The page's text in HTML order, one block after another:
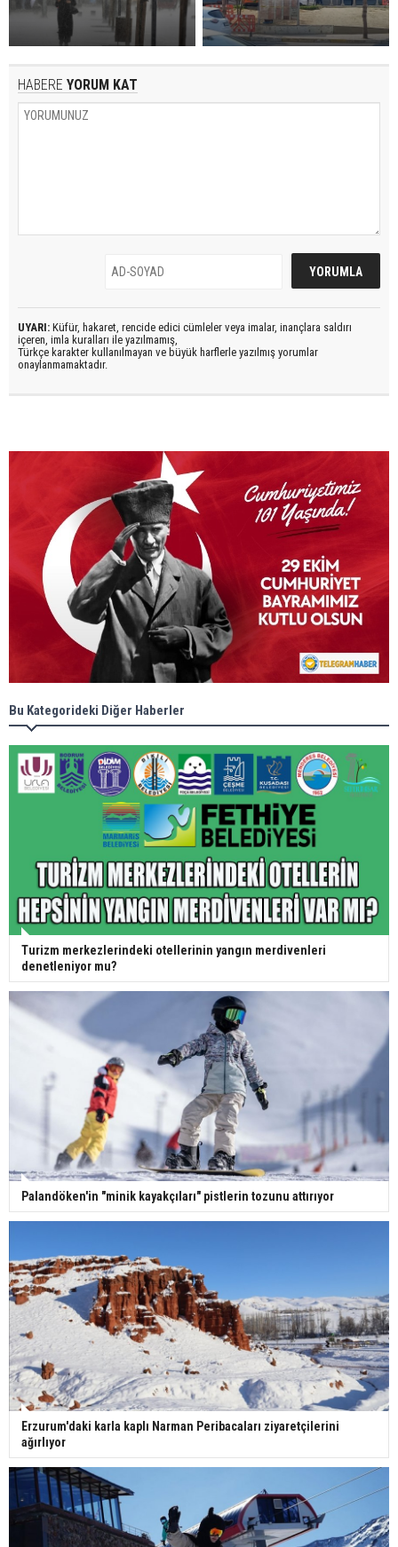
HABERE YORUM KAT
UYARI: Küfür, hakaret, rencide edici cümleler veya imalar, inançlara saldırı
içeren, imla kuralları ile yazılmamış,
Türkçe karakter kullanılmayan ve büyük harflerle yazılmış yorumlar
onaylanmamaktadır.
Bu Kategorideki Diğer Haberler
Turizm merkezlerindeki otellerinin yangın merdivenleri
denetleniyor mu?
Palandöken'in "minik kayakçıları" pistlerin tozunu attırıyor
Erzurum'daki karla kaplı Narman Peribacaları ziyaretçilerini
ağırlıyor